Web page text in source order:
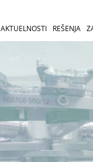
AKTUELNOSTI REŠENJA